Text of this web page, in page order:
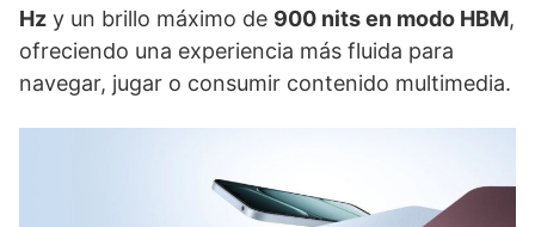
Hz y un brillo máximo de 900 nits en modo HBM,
ofreciendo una experiencia más fluida para
navegar, jugar o consumir contenido multimedia.